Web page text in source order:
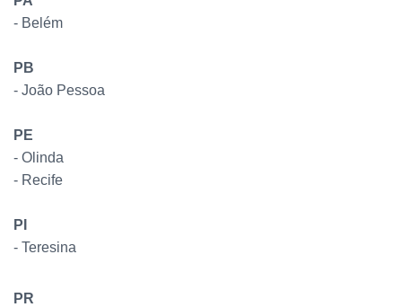
- Belém
PB
- João Pessoa
PE
- Olinda
- Recife
PI
- Teresina
PR